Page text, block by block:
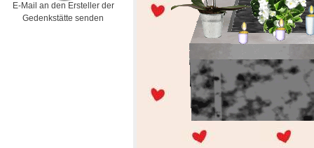
E-Mail an den Ersteller der
Gedenkstätte senden